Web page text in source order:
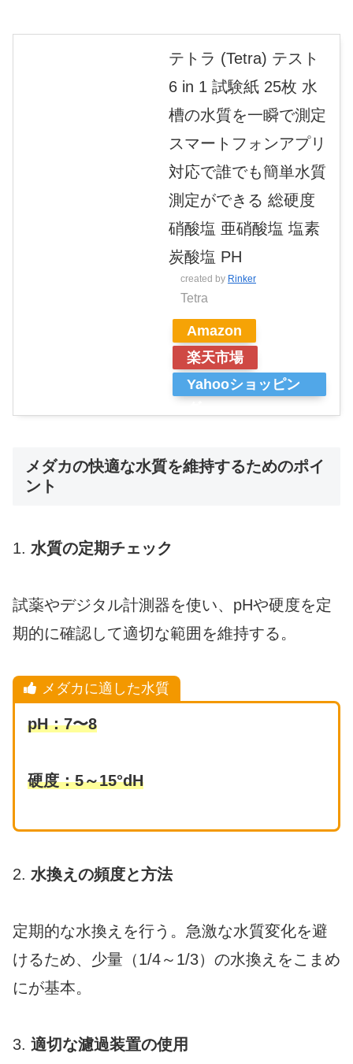
テトラ (Tetra) テスト
6 in 1 試験紙 25枚 水
槽の水質を一瞬で測定
スマートフォンアプリ
対応で誰でも簡単水質
測定ができる 総硬度
硝酸塩 亜硝酸塩 塩素
炭酸塩 PH
created by Rinker
Tetra
Amazon
楽天市場
Yahooショッピン
メダカの快適な水質を維持するためのポイ
ント
1. 水質の定期チェック
試薬やデジタル計測器を使い、pHや硬度を定
期的に確認して適切な範囲を維持する。
メダカに適した水質
pH：7〜8
硬度：5～15°dH
2. 水換えの頻度と方法
定期的な水換えを行う。急激な水質変化を避
けるため、少量（1/4～1/3）の水換えをこまめ
にが基本。
3. 適切な濾過装置の使用